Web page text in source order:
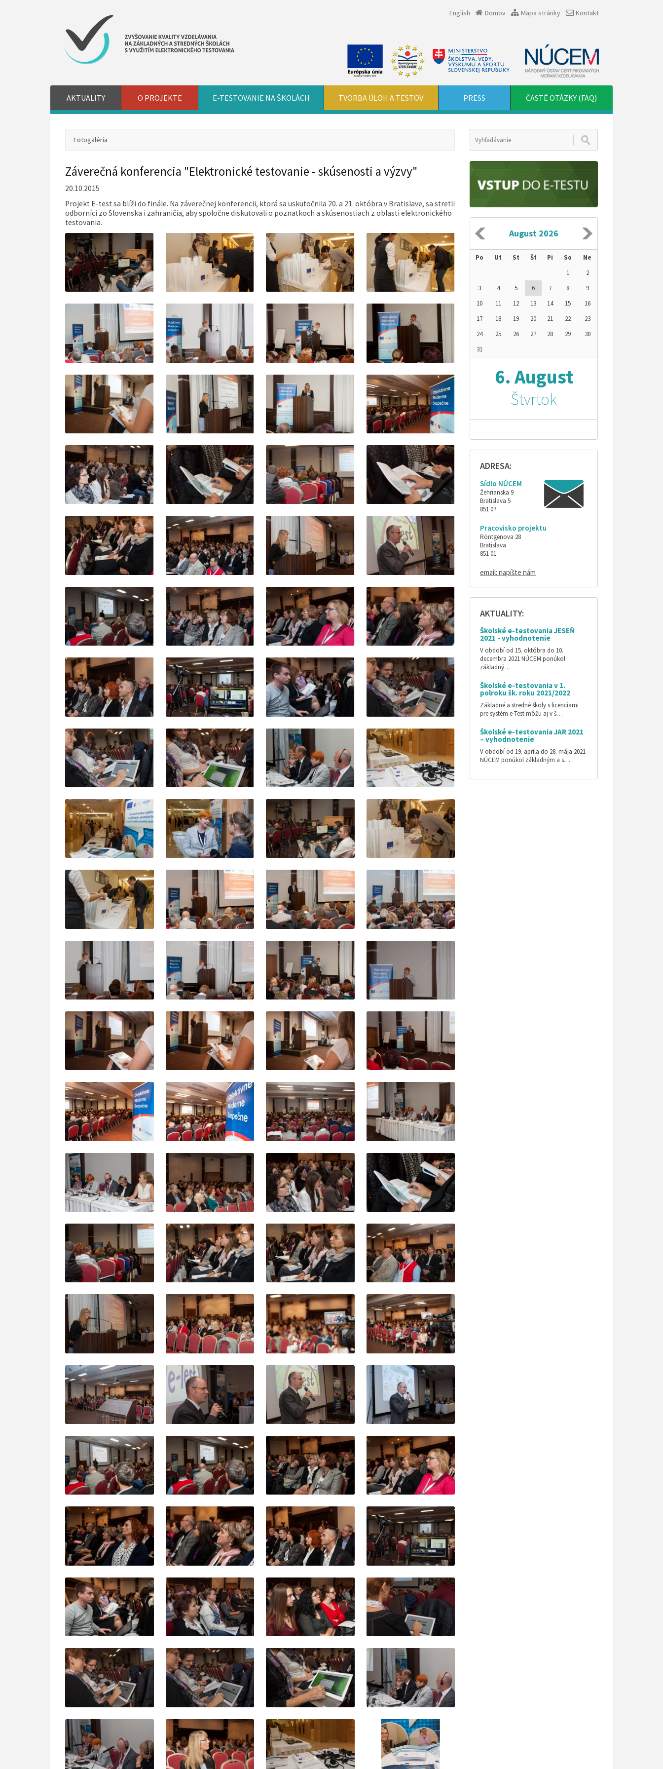
English Domov Mapa stránky Kontakt
AKTUALITY O PROJEKTE E-TESTOVANIE NA ŠKOLÁCH TVORBA ÚLOH A TESTOV PRESS ČASTÉ OTÁZKY (FAQ)
Fotogaléria
Záverečná konferencia "Elektronické testovanie - skúsenosti a výzvy"
20.10.2015
Projekt E-test sa blíži do finále. Na záverečnej konferencii, ktorá sa uskutočnila 20. a 21. októbra v Bratislave, sa stretli
odborníci zo Slovenska i zahraničia, aby spoločne diskutovali o poznatkoch a skúsenostiach z oblasti elektronického
testovania.
August 2026
Po Ut St Št Pi So
Ne
1
2
3
4 5 6 7 8
9
10
11 12 13 14 15
16
17
18 19 20 21 22
23
24
25 26 27 28 29
30
31
6. August
Štvrtok
ADRESA:
Sídlo NÚCEM
Žehrianska 9
Bratislava 5
851 07
Pracovisko projektu
Röntgenova 28
Bratislava
851 01
email: napíšte nám
AKTUALITY:
Školské e-testovania JESEŇ
2021 - vyhodnotenie
V období od 15. októbra do 10.
decembra 2021 NÚCEM ponúkol
základný…
Školské e-testovania v 1.
polroku šk. roku 2021/2022
Základné a stredné školy s licenciami
pre systém e-Test môžu aj v š…
Školské e-testovania JAR 2021
– vyhodnotenie
V období od 19. apríla do 28. mája 2021
NÚCEM ponúkol základným a s…